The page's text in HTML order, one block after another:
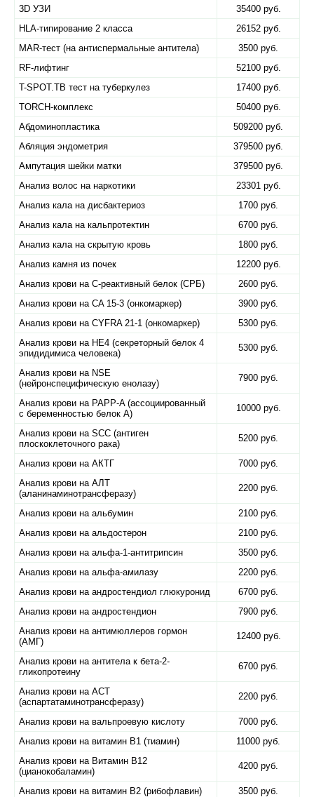
3D УЗИ
35400 руб.
HLA-типирование 2 класса
26152 руб.
MAR-тест (на антиспермальные антитела)
3500 руб.
RF-лифтинг
52100 руб.
T-SPOT.TB тест на туберкулез
17400 руб.
TORCH-комплекс
50400 руб.
Абдоминопластика
509200 руб.
Абляция эндометрия
379500 руб.
Ампутация шейки матки
379500 руб.
Анализ волос на наркотики
23301 руб.
Анализ кала на дисбактериоз
1700 руб.
Анализ кала на кальпротектин
6700 руб.
Анализ кала на скрытую кровь
1800 руб.
Анализ камня из почек
12200 руб.
Анализ крови на C-реактивный белок (СРБ)
2600 руб.
Анализ крови на CA 15-3 (онкомаркер)
3900 руб.
Анализ крови на CYFRA 21-1 (онкомаркер)
5300 руб.
Анализ крови на HE4 (секреторный белок 4
эпидидимиса человека)
5300 руб.
Анализ крови на NSE
(нейронспецифическую енолазу)
7900 руб.
Анализ крови на PAPP-A (ассоциированный
с беременностью белок А)
10000 руб.
Анализ крови на SCC (антиген
плоскоклеточного рака)
5200 руб.
Анализ крови на АКТГ
7000 руб.
Анализ крови на АЛТ
(аланинаминотрансферазу)
2200 руб.
Анализ крови на альбумин
2100 руб.
Анализ крови на альдостерон
2100 руб.
Анализ крови на альфа-1-антитрипсин
3500 руб.
Анализ крови на альфа-амилазу
2200 руб.
Анализ крови на андростендиол глюкуронид
6700 руб.
Анализ крови на андростендион
7900 руб.
Анализ крови на антимюллеров гормон
(АМГ)
12400 руб.
Анализ крови на антитела к бета-2-
гликопротеину
6700 руб.
Анализ крови на АСТ
(аспартатаминотрансферазу)
2200 руб.
Анализ крови на вальпроевую кислоту
7000 руб.
Анализ крови на витамин B1 (тиамин)
11000 руб.
Анализ крови на Витамин B12
(цианокобаламин)
4200 руб.
Анализ крови на витамин B2 (рибофлавин)
3500 руб.